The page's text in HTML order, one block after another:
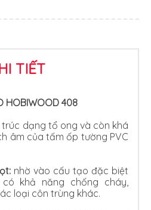
TIẾT
HOBIWOOD 408
trúc dạng tổ ong và còn khá
âm của tấm ốp tường PVC
nhờ vào cấu tạo đặc biệt
khả năng chống cháy,
loại côn trùng khác.